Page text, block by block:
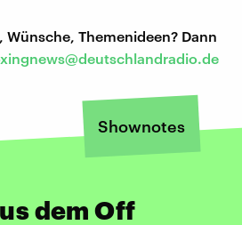
Themenideen? Dann
Shownotes
dem Off